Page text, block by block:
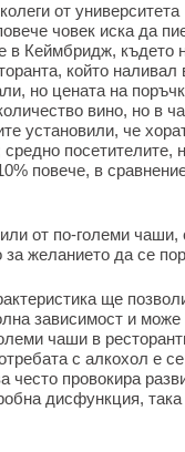
от
човек иска да
в Кеймбридж, където
който
но цената на
вино, но в
установили, че
посетителите,
повече, в
от по-големи
желанието да се
ще
зависимост и
чаши в
с алкохол е
често провокира
дисфункция,